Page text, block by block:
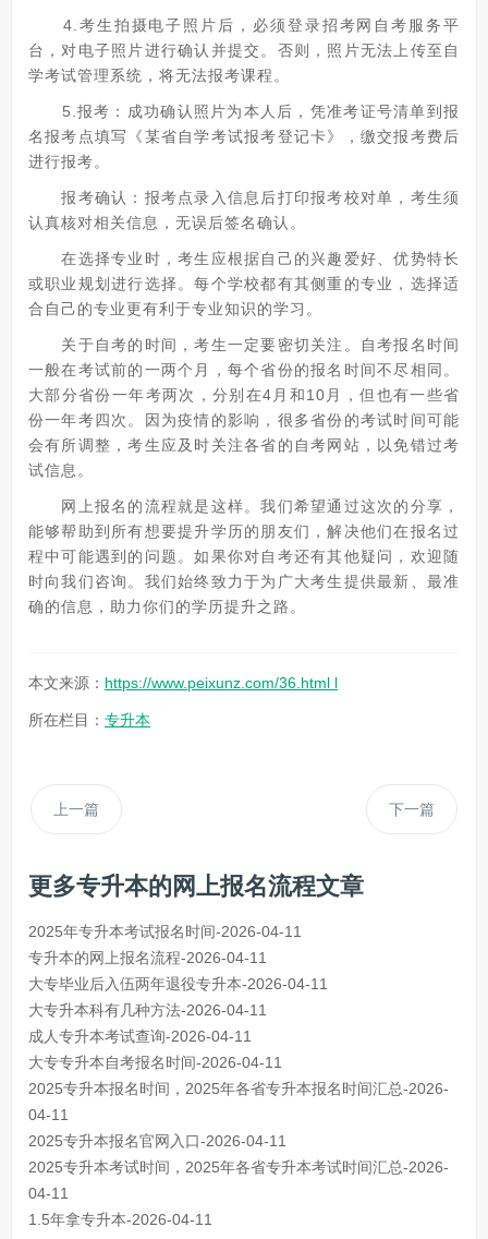
4.考生拍摄电子照片后，必须登录招考网自考服务平
台，对电子照片进行确认并提交。否则，照片无法上传至自
学考试管理系统，将无法报考课程。
5.报考：成功确认照片为本人后，凭准考证号清单到报
名报考点填写《某省自学考试报考登记卡》，缴交报考费后
进行报考。
报考确认：报考点录入信息后打印报考校对单，考生须
认真核对相关信息，无误后签名确认。
在选择专业时，考生应根据自己的兴趣爱好、优势特长
或职业规划进行选择。每个学校都有其侧重的专业，选择适
合自己的专业更有利于专业知识的学习。
关于自考的时间，考生一定要密切关注。自考报名时间
一般在考试前的一两个月，每个省份的报名时间不尽相同。
大部分省份一年考两次，分别在4月和10月，但也有一些省
份一年考四次。因为疫情的影响，很多省份的考试时间可能
会有所调整，考生应及时关注各省的自考网站，以免错过考
试信息。
网上报名的流程就是这样。我们希望通过这次的分享，
能够帮助到所有想要提升学历的朋友们，解决他们在报名过
程中可能遇到的问题。如果你对自考还有其他疑问，欢迎随
时向我们咨询。我们始终致力于为广大考生提供最新、最准
确的信息，助力你们的学历提升之路。
本文来源： https://www.peixunz.com/36.html l
所在栏目： 专升本
上一篇 下一篇
更多专升本的网上报名流程文章
2025年专升本考试报名时间-2026-04-11
专升本的网上报名流程-2026-04-11
大专毕业后入伍两年退役专升本-2026-04-11
大专升本科有几种方法-2026-04-11
成人专升本考试查询-2026-04-11
大专专升本自考报名时间-2026-04-11
2025专升本报名时间，2025年各省专升本报名时间汇总-2026-
04-11
2025专升本报名官网入口-2026-04-11
2025专升本考试时间，2025年各省专升本考试时间汇总-2026-
04-11
1.5年拿专升本-2026-04-11